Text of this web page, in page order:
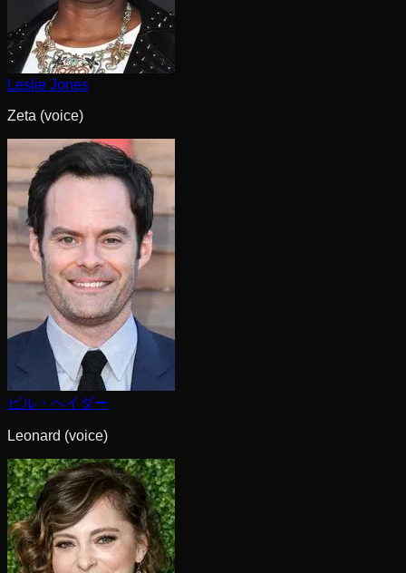
Leslie Jones
Zeta (voice)
ビル・ヘイダー
Leonard (voice)